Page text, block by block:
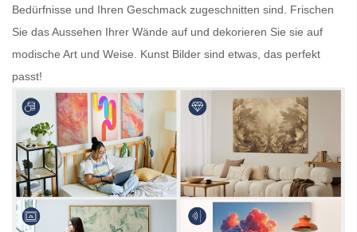
Bedürfnisse und Ihren Geschmack zugeschnitten sind. Frischen
Sie das Aussehen Ihrer Wände auf und dekorieren Sie sie auf
modische Art und Weise. Kunst Bilder sind etwas, das perfekt
passt!